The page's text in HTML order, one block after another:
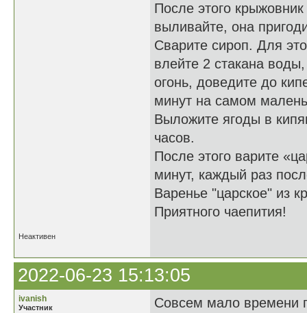
После этого
выливайте, она
Сварите сироп. Для
влейте 2 стакана
огонь, доведите до
минут на самом
Выложите ягоды в
часов.
После этого варите
минут, каждый раз
Варенье "царское" из
Приятного чаепития!
Неактивен
2022-06-23 15:13:05
ivanish
Участник
Совсем мало времени